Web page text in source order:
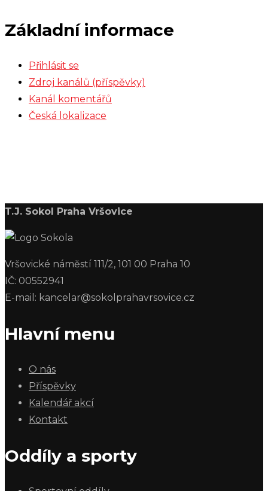
Základní informace
Přihlásit se
Zdroj kanálů (příspěvky)
Kanál komentářů
Česká lokalizace
T.J. Sokol Praha Vršovice
Vršovické náměstí 111/2, 101 00 Praha 10
IČ: 00552941
E-mail: kancelar@sokolprahavrsovice.cz
Hlavní menu
O nás
Příspěvky
Kalendář akcí
Kontakt
Oddíly a sporty